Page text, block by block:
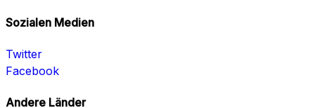
Sozialen Medien
Twitter
Facebook
Andere Länder